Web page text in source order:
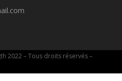
2022 – Tous droits réservés –